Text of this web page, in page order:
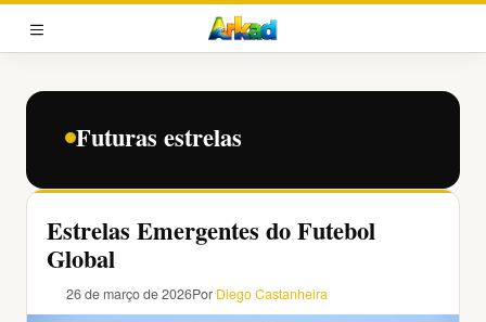
Pular
para
conteúdo
MENU
Futuras estrelas
Estrelas Emergentes do Futebol
Global
26 de março de 2026Por Diego Castanheira